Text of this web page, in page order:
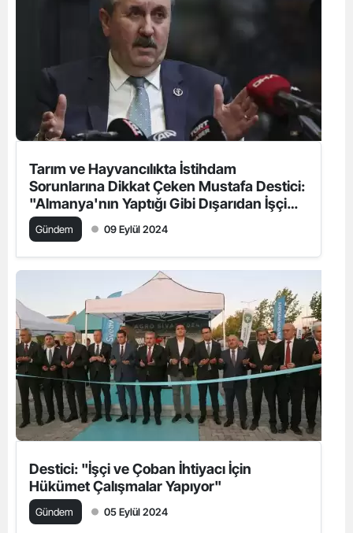
Tarım ve Hayvancılıkta İstihdam
Sorunlarına Dikkat Çeken Mustafa Destici:
"Almanya'nın Yaptığı Gibi Dışarıdan İşçi
Getirmeliyiz"
Gündem 09 Eylül 2024
Destici: "İşçi ve Çoban İhtiyacı İçin
Hükümet Çalışmalar Yapıyor"
Gündem 05 Eylül 2024